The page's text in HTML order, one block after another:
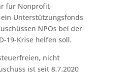
für Nonprofit-
Unterstützungsfonds
NPOs bei der
19-Krise helfen soll.
nicht
ist seit 8.7.2020